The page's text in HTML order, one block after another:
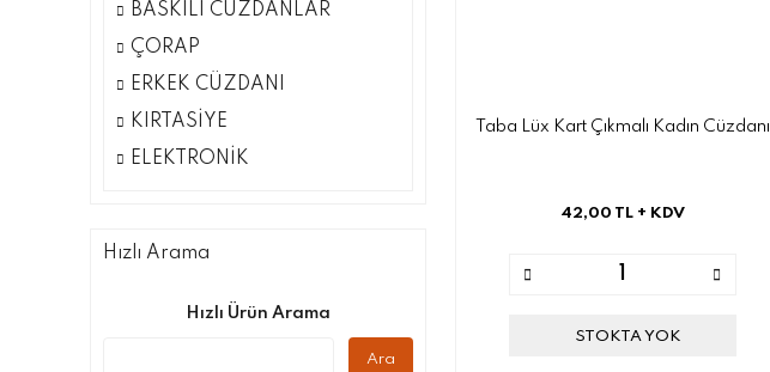
BASKILI CÜZDANLAR
ÇORAP
ERKEK CÜZDANI
KIRTASİYE
ELEKTRONİK
Hızlı Arama
Hızlı Ürün Arama
Ara
Taba Lüx Kart Çıkmalı Kadın Cüzdanı
42,00 TL + KDV
STOKTA YOK